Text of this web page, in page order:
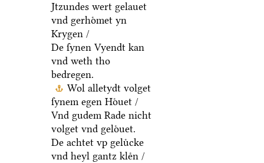
Jtzundes wert gelauet
vnd gerhoͤmet yn
Krygen /
De ſynen Vyendt kan
vnd weth tho
bedregen.
Wol alletydt volget
ſynem egen Hoͤuet /
Vnd gudem Rade nicht
volget vnd geloͤuet.
De achtet vp geluͤcke
vnd heyl gantz kleͤn /